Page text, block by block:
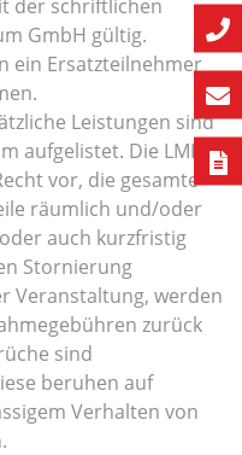
der schriftlichen
GmbH gültig.
ein Ersatzteilnehmer
Leistungen sind
aufgelistet. Die LMI
vor, die gesamte
räumlich und/oder
auch kurzfristig
Stornierung
Veranstaltung, werden
zurück
sind
beruhen auf
Verhalten von